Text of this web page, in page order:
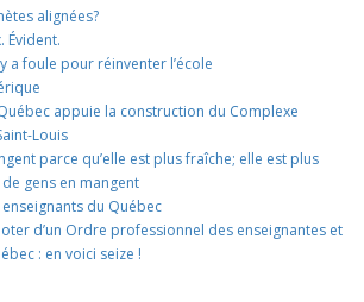
alignées?
Évident.
a foule pour réinventer l’école
appuie la construction du Complexe
Louis
parce qu’elle est plus fraîche; elle est plus
gens en mangent
du Québec
d’un Ordre professionnel des enseignantes et
: en voici seize !